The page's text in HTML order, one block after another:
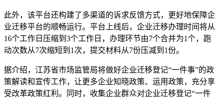
此外，该平台还构建了多渠道的诉求反馈方式，更好地保障企
业迁移平台的顺畅运行。平台上线后，企业迁移办理时间将从
16个工作日压缩到3个工作日，办理环节由7个合并为1个，跑
动次数从7次缩短到1次，提交材料从7份压减到1份。
据介绍，江苏省市场监管局将做好企业迁移登记“一件事”的政
策解读和宣传工作，让更多企业知晓政策、运用政策，充分享
受改革政策红利。同时，收集企业群众对企业迁移登记“一件